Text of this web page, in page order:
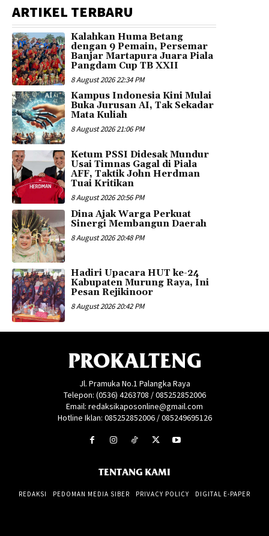
ARTIKEL TERBARU
Kalahkan Huma Betang
dengan 9 Pemain, Persemar
Banjar Martapura Juara Piala
Pangdam Cup TB XXII
8 August 2026 22:34 PM
Kampus Indonesia Kini Mulai
Buka Jurusan AI, Tak Sekadar
Mata Kuliah
8 August 2026 21:06 PM
Ketum PSSI Didesak Mundur
Usai Timnas Gagal di Piala
AFF, Taktik John Herdman
Tuai Kritikan
8 August 2026 20:56 PM
Dina Ajak Warga Perkuat
Sinergi Membangun Daerah
8 August 2026 20:48 PM
Hadiri Upacara HUT ke-24
Kabupaten Murung Raya, Ini
Pesan Rejikinoor
8 August 2026 20:42 PM
PROKALTENG
Jl. Pramuka No.1 Palangka Raya
Telepon: (0536) 4263708 / 085252852006
Email: redaksikaposonline@gmail.com
Hotline Iklan: 085252852006 / 085249695126
TENTANG KAMI
REDAKSI PEDOMAN MEDIA SIBER PRIVACY POLICY DIGITAL E-PAPER